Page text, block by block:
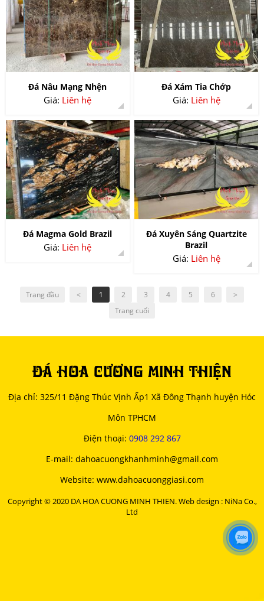
Đá Nâu Mạng Nhện
Giá: Liên hệ
Đá Xám Tia Chớp
Giá: Liên hệ
Đá Magma Gold Brazil
Giá: Liên hệ
Đá Xuyên Sáng Quartzite
Brazil
Giá: Liên hệ
Trang đầu < 1 2 3 4 5 6
>
Trang cuối
ĐÁ HOA CƯƠNG MINH THIỆN
Địa chỉ: 325/11 Đặng Thúc Vịnh Ấp1 Xã Đông Thạnh huyện Hóc
Môn TPHCM
Điện thoại: 0908 292 867
E-mail: dahoacuongkhanhminh@gmail.com
Website: www.dahoacuonggiasi.com
Copyright © 2020 DA HOA CUONG MINH THIEN. Web design : NiNa Co.,
Ltd